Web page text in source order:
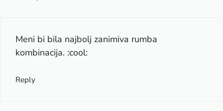
Meni bi bila najbolj zanimiva rumba
kombinacija. :cool:
Reply